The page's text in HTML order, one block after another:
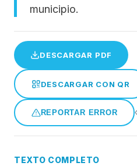
Autoridades
Digesto Municipal
Honorable Concejo Deliverante
municipio.
DESCARGAR PDF
DESCARGAR CON QR
REPORTAR ERROR
TEXTO COMPLETO